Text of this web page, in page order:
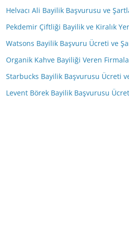
Helvacı Ali Bayilik Başvurusu ve
Pekdemir Çiftliği Bayilik ve Kiralık
Watsons Bayilik Başvuru Ücreti ve
Organik Kahve Bayiliği Veren
Starbucks Bayilik Başvurusu Ücreti
Levent Börek Bayilik Başvurusu